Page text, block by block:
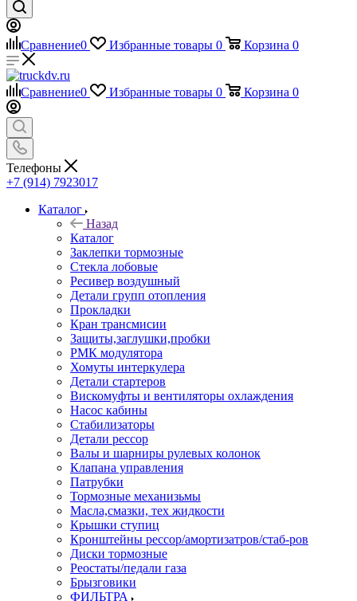
Сравнение0 Избранные товары 0 Корзина 0
Сравнение0 Избранные товары 0 Корзина 0
Телефоны
+7 (914) 7923017
Каталог
Назад
Каталог
Заклепки тормозные
Стекла лобовые
Ресивер воздушный
Детали групп отопления
Прокладки
Кран трансмисии
Защиты,заглушки,пробки
РМК модулятора
Хомуты интеркулера
Детали стартеров
Вискомуфты и вентиляторы охлаждения
Насос кабины
Стабилизаторы
Детали рессор
Валы и шарниры рулевых колонок
Клапана управления
Патрубки
Тормозные механизьмы
Масла,смазки, тех жидкости
Крышки ступиц
Кронштейны рессор/амортизатров/стаб-ров
Диски тормозные
Реостаты/педали газа
Брызговики
ФИЛЬТРА